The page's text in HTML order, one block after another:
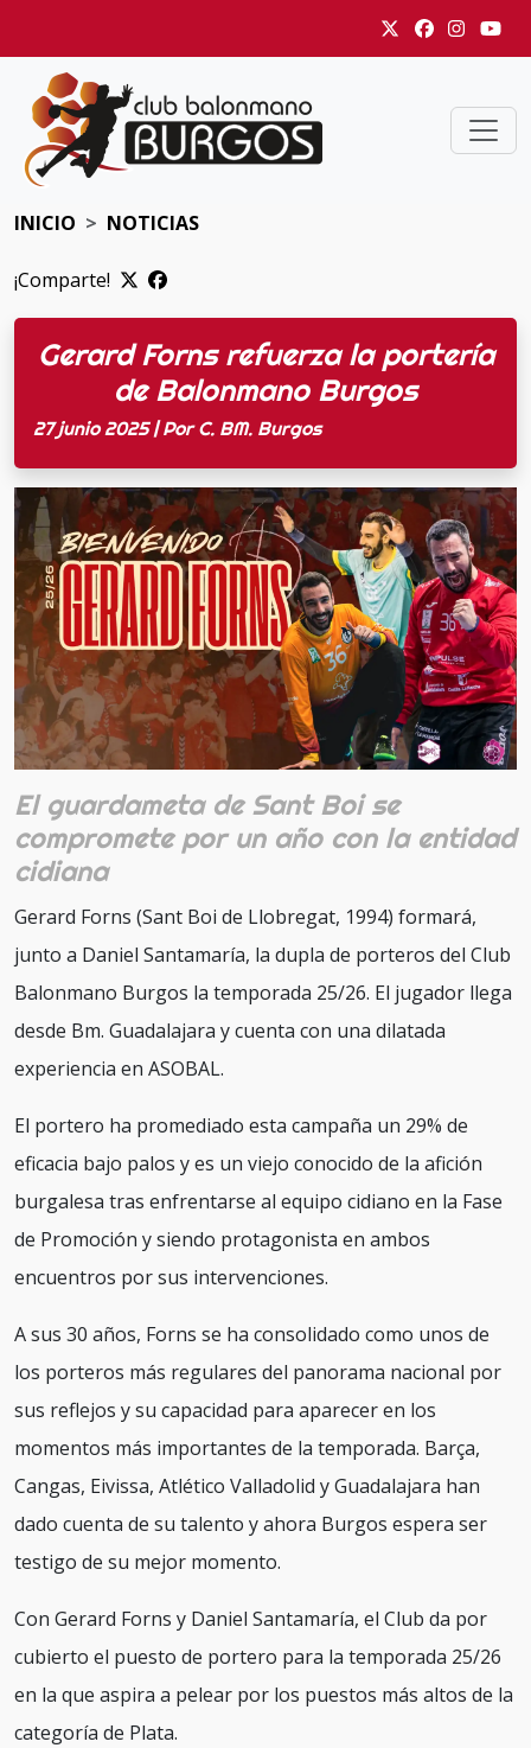
INICIO NOTICIAS
¡Comparte!
Gerard Forns refuerza la portería
de Balonmano Burgos
27 junio 2025 | Por C. BM. Burgos
El guardameta de Sant Boi se
compromete por un año con la entidad
cidiana
Gerard Forns (Sant Boi de Llobregat, 1994) formará,
junto a Daniel Santamaría, la dupla de porteros del Club
Balonmano Burgos la temporada 25/26. El jugador llega
desde Bm. Guadalajara y cuenta con una dilatada
experiencia en ASOBAL.
El portero ha promediado esta campaña un 29% de
eficacia bajo palos y es un viejo conocido de la afición
burgalesa tras enfrentarse al equipo cidiano en la Fase
de Promoción y siendo protagonista en ambos
encuentros por sus intervenciones.
A sus 30 años, Forns se ha consolidado como unos de
los porteros más regulares del panorama nacional por
sus reflejos y su capacidad para aparecer en los
momentos más importantes de la temporada. Barça,
Cangas, Eivissa, Atlético Valladolid y Guadalajara han
dado cuenta de su talento y ahora Burgos espera ser
testigo de su mejor momento.
Con Gerard Forns y Daniel Santamaría, el Club da por
cubierto el puesto de portero para la temporada 25/26
en la que aspira a pelear por los puestos más altos de la
categoría de Plata.